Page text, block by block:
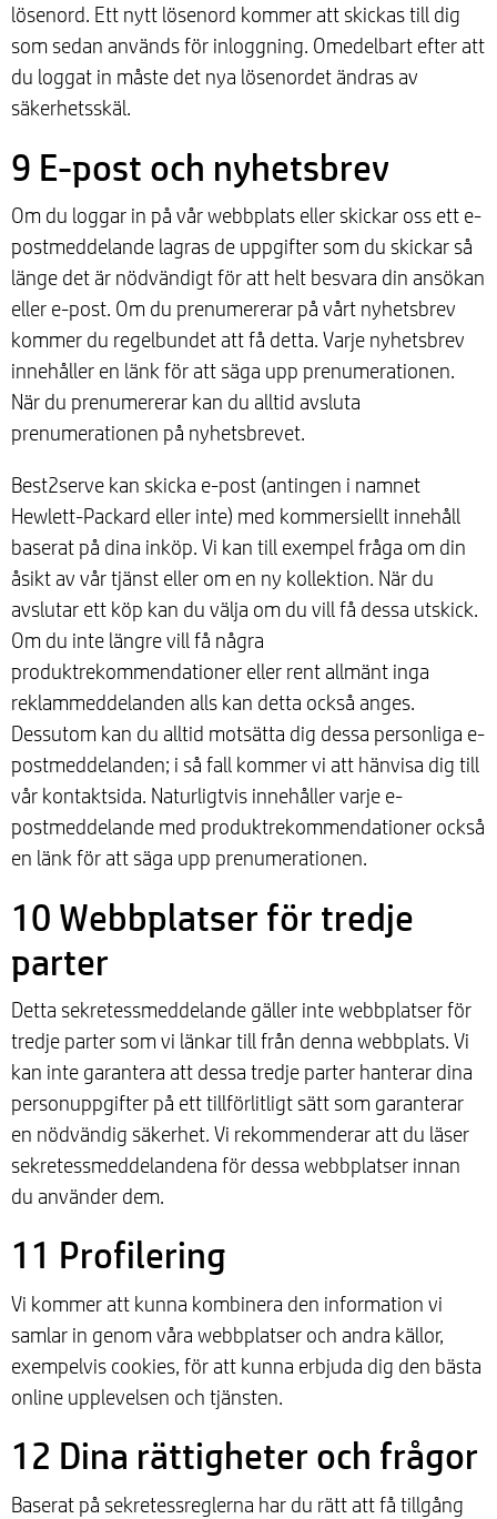
lösenord. Ett nytt lösenord kommer att skickas till dig
som sedan används för inloggning. Omedelbart efter att
du loggat in måste det nya lösenordet ändras av
säkerhetsskäl.
9 E-post och nyhetsbrev
Om du loggar in på vår webbplats eller skickar oss ett e-
postmeddelande lagras de uppgifter som du skickar så
länge det är nödvändigt för att helt besvara din ansökan
eller e-post. Om du prenumererar på vårt nyhetsbrev
kommer du regelbundet att få detta. Varje nyhetsbrev
innehåller en länk för att säga upp prenumerationen.
När du prenumererar kan du alltid avsluta
prenumerationen på nyhetsbrevet.
Best2serve kan skicka e-post (antingen i namnet
Hewlett-Packard eller inte) med kommersiellt innehåll
baserat på dina inköp. Vi kan till exempel fråga om din
åsikt av vår tjänst eller om en ny kollektion. När du
avslutar ett köp kan du välja om du vill få dessa utskick.
Om du inte längre vill få några
produktrekommendationer eller rent allmänt inga
reklammeddelanden alls kan detta också anges.
Dessutom kan du alltid motsätta dig dessa personliga e-
postmeddelanden; i så fall kommer vi att hänvisa dig till
vår kontaktsida. Naturligtvis innehåller varje e-
postmeddelande med produktrekommendationer också
en länk för att säga upp prenumerationen.
10 Webbplatser för tredje
parter
Detta sekretessmeddelande gäller inte webbplatser för
tredje parter som vi länkar till från denna webbplats. Vi
kan inte garantera att dessa tredje parter hanterar dina
personuppgifter på ett tillförlitligt sätt som garanterar
en nödvändig säkerhet. Vi rekommenderar att du läser
sekretessmeddelandena för dessa webbplatser innan
du använder dem.
11 Profilering
Vi kommer att kunna kombinera den information vi
samlar in genom våra webbplatser och andra källor,
exempelvis cookies, för att kunna erbjuda dig den bästa
online upplevelsen och tjänsten.
12 Dina rättigheter och frågor
Baserat på sekretessreglerna har du rätt att få tillgång